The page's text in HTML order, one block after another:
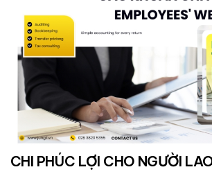
CHI PHÚC LỢI CHO NGƯỜI